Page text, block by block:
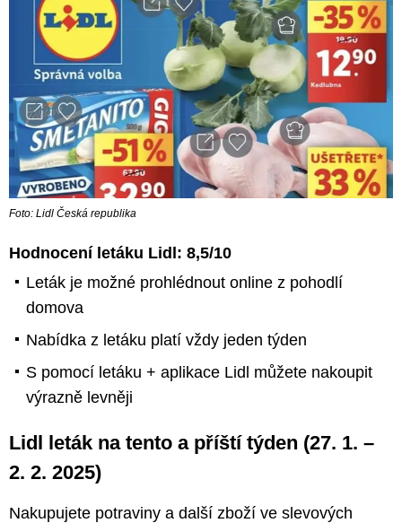
Foto: Lidl Česká republika
Hodnocení letáku Lidl: 8,5/10
Leták je možné prohlédnout online z pohodlí
domova
Nabídka z letáku platí vždy jeden týden
S pomocí letáku + aplikace Lidl můžete nakoupit
výrazně levněji
Lidl leták na tento a příští týden (27. 1. –
2. 2. 2025)
Nakupujete potraviny a další zboží ve slevových